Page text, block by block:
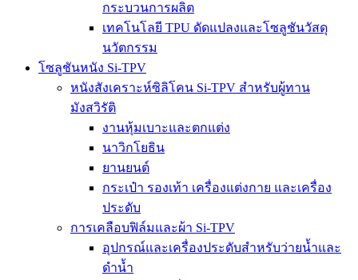
กระบวนการผลิต
เทคโนโลยี TPU ดัดแปลงและโซลูชันวัสดุ
นวัตกรรม
โซลูชันหนัง Si-TPV
หนังสังเคราะห์ซิลิโคน Si-TPV สำหรับผู้ทาน
มังสวิรัติ
งานหุ้มเบาะและตกแต่ง
นาวิกโยธิน
ยานยนต์
กระเป๋า รองเท้า เครื่องแต่งกาย และเครื่อง
ประดับ
การเคลือบฟิล์มและผ้า Si-TPV
อุปกรณ์และเครื่องประดับสำหรับว่ายน้ำและ
ดำน้ำ